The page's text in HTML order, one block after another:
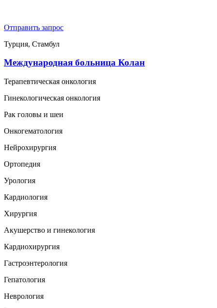
Отправить запрос
Турция, Стамбул
Международная больница Колан
Терапевтическая онкология
Гинекологическая онкология
Рак головы и шеи
Онкогематология
Нейрохирургия
Ортопедия
Урология
Кардиология
Хирургия
Акушерство и гинекология
Кардиохирургия
Гастроэнтерология
Гепатология
Неврология